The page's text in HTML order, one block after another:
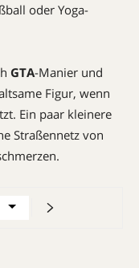
oder Yoga-
GTA-Manier und
Figur, wenn
Ein paar kleinere
Straßennetz von